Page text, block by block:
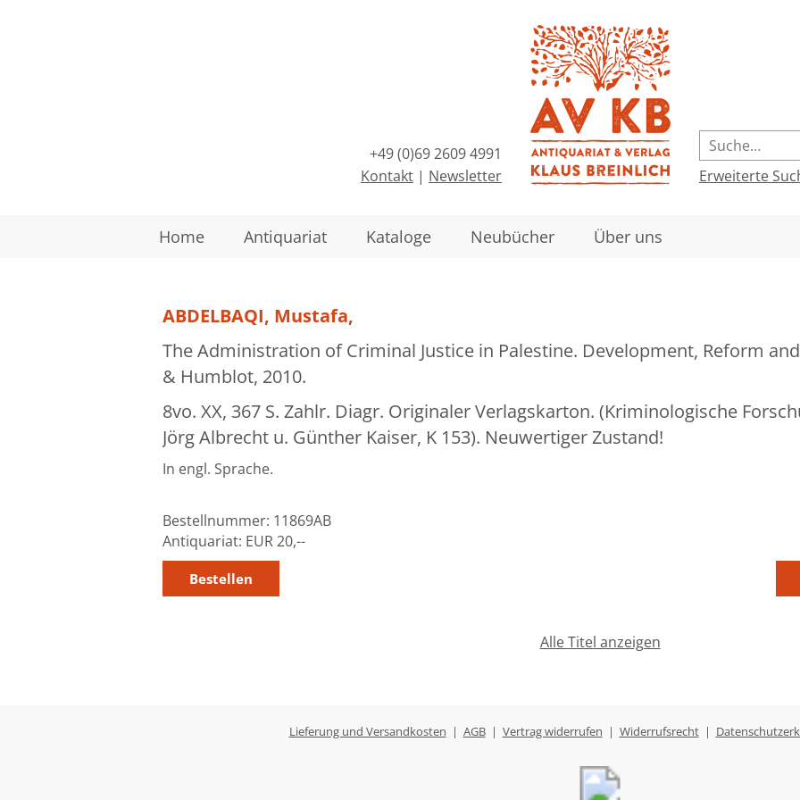
+49 (0)69 2609 4991
Kontakt | Newsletter Erweiterte
Home Antiquariat Kataloge Neubücher Über uns
ABDELBAQI, Mustafa,
The Administration of Criminal Justice in Palestine. Development, Reform
& Humblot, 2010.
8vo. XX, 367 S. Zahlr. Diagr. Originaler Verlagskarton. (Kriminologische
Jörg Albrecht u. Günther Kaiser, K 153). Neuwertiger Zustand!
In engl. Sprache.
Bestellnummer: 11869AB
Antiquariat: EUR 20,--
Alle Titel anzeigen
Lieferung und Versandkosten | AGB| Vertrag widerrufen | Widerrufsrecht|